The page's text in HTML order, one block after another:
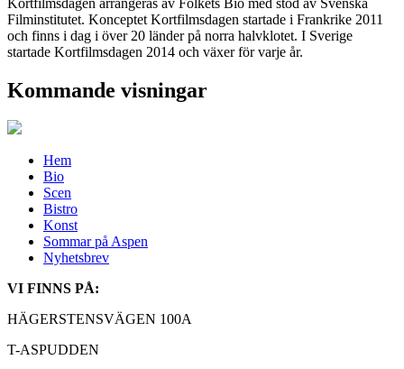
Filminstitutet. Konceptet Kortfilmsdagen startade i Frankrike 2011
och finns i dag i över 20 länder på norra halvklotet. I Sverige
startade Kortfilmsdagen 2014 och växer för varje år.
Kommande visningar
Hem
Bio
Scen
Bistro
Konst
Sommar på Aspen
Nyhetsbrev
VI FINNS PÅ:
HÄGERSTENSVÄGEN 100A
T-ASPUDDEN